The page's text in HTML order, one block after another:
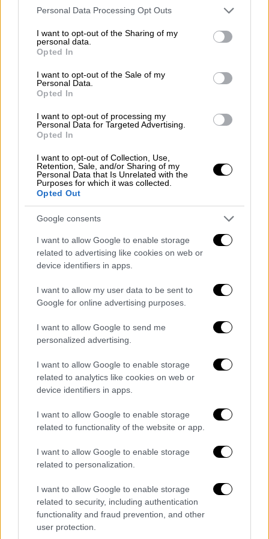
Please note that this website/app uses one or more Google
not limited to your visit or usage behaviour. You may click to
grant or deny consent to Google and its third-party tags to
use your data for below specified purposes in below Google
consent section.
Personal Data Processing Opt Outs
I want to opt-out of the Sharing of my
personal data.
Opted In
I want to opt-out of the Sale of my
Personal Data.
Opted In
I want to opt-out of processing my
Personal Data for Targeted Advertising.
Opted In
I want to opt-out of Collection, Use,
Retention, Sale, and/or Sharing of my
Personal Data that Is Unrelated with the
Purposes for which it was collected.
Opted Out
Google consents
I want to allow Google to enable storage
related to advertising like cookies on web or
device identifiers in apps.
I want to allow my user data to be sent to
Google for online advertising purposes.
I want to allow Google to send me
personalized advertising.
I want to allow Google to enable storage
related to analytics like cookies on web or
device identifiers in apps.
I want to allow Google to enable storage
related to functionality of the website or app.
I want to allow Google to enable storage
related to personalization.
I want to allow Google to enable storage
related to security, including authentication
functionality and fraud prevention, and other
user protection.
Πατρών με ενημέρωσε πως θα φτάσουν στην
τους χιλιάδες επισκέπτες που θα έρθουν
οδικώς. Δε μου αρέσει να μιλάω με αόριστα
νούμερα αλλά σίγουραοι επισκέπτες θα
ξεπεράσουν τους 65.000
πληρότητα αγγίζει το 100%».
του Δήμου Πάτρας και ειδικά τα συνεργεία
στην καθαριότητα, στον οδοφωτισμό, στην
ασφάλεια και φυσικά στο καρναβαλικό
συνεργείο.
ΤΟ ΠΡΟΓΡΑΜΜΑ ΤΟΥ ΚΑΡΝΑΒΑΛΙΟΥ ΤΟ
ΤΡΙΗΜΕΡΟ
ΠΑΡΑΣΚΕΥΗ 24 ΦΕΒΡΟΥΑΡΙΟΥ 2023
19:00: Παρέλαση Αρμάτων του Δήμου
19:00: Δρώμενο – Παρέλαση του Θεάτρου
Δρόμου – Helix Action theatre «Όλα Λευκά»
στο κέντρο της πόλης με κατάληξη στην
πλατεία Γεωργίου. Συμμετέχουν δέκα
πνευστά όργανα, ξυλοπόδαρα με αναρτήσεις,
ακροβάτες και ζογκλέρ με εντυπωσιακά
κοστούμια.
Wedding and Funeral Band, στην πλατεία
Γεωργίου Α’
ΣΑΒΒΑΤΟ 25 ΦΕΒΡΟΥΑΡΙΟΥ